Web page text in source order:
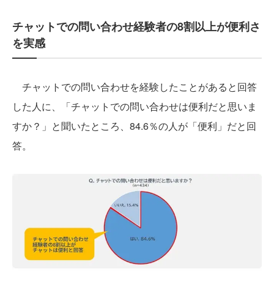
チャットでの問い合わせ経験者の8割以上が便利さ
を実感
チャットでの問い合わせを経験したことがあると回答
した人に、「チャットでの問い合わせは便利だと思いま
すか？」と聞いたところ、84.6％の人が「便利」だと回
答。